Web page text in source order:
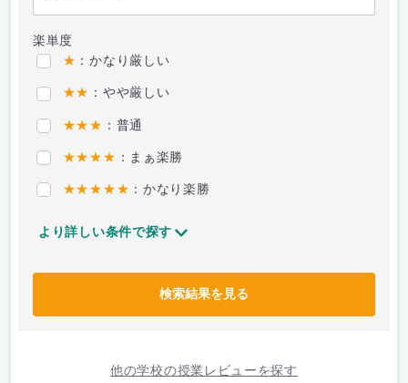
楽単度
★ ：かなり厳しい
★★ ：やや厳しい
★★★ ：普通
★★★★ ：まぁ楽勝
★★★★★ ：かなり楽勝
より詳しい条件で探す
検索結果を見る
他の学校の授業レビューを探す